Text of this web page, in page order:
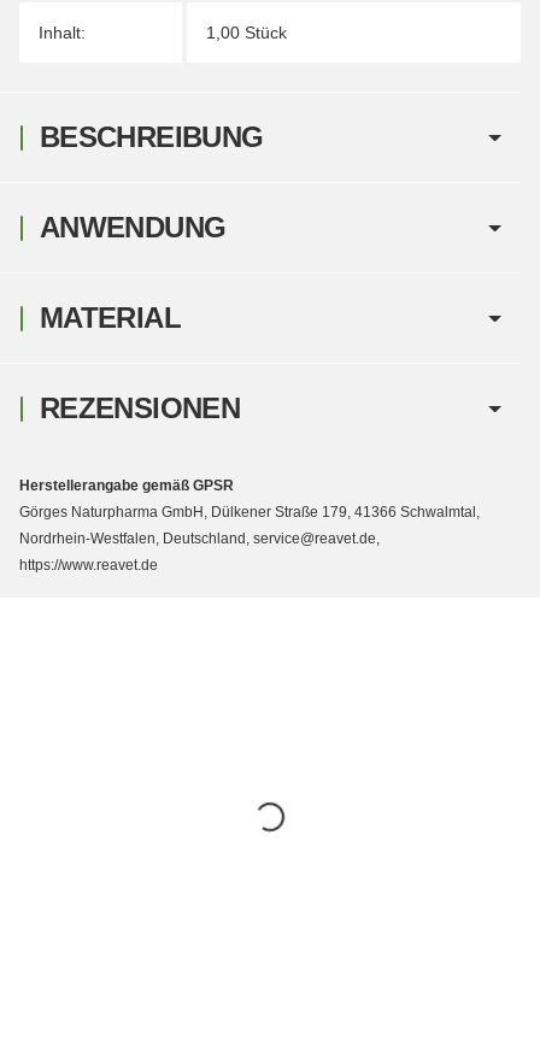
Inhalt: 1,00 Stück
BESCHREIBUNG
ANWENDUNG
MATERIAL
REZENSIONEN
Herstellerangabe gemäß GPSR
Görges Naturpharma GmbH, Dülkener Straße 179, 41366 Schwalmtal,
Nordrhein-Westfalen, Deutschland, service@reavet.de,
https://www.reavet.de